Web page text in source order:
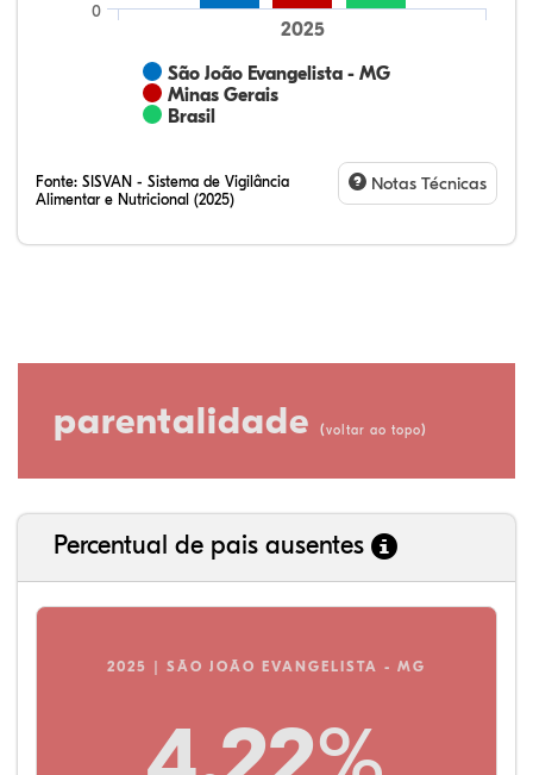
São João Evangelista - MG
Minas Gerais
Brasil
2025
0
Fonte: SISVAN - Sistema de Vigilância
Alimentar e Nutricional (2025)
Notas Técnicas
parentalidade (voltar ao topo)
Percentual de pais ausentes
2025 | SÃO JOÃO EVANGELISTA - MG